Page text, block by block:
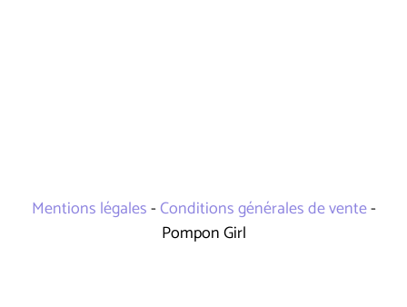
Mentions légales-Conditions générales de vente-
Pompon Girl